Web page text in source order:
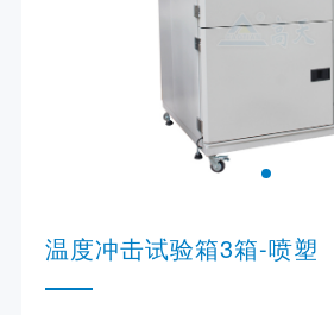
温度冲击试验箱3箱-喷塑